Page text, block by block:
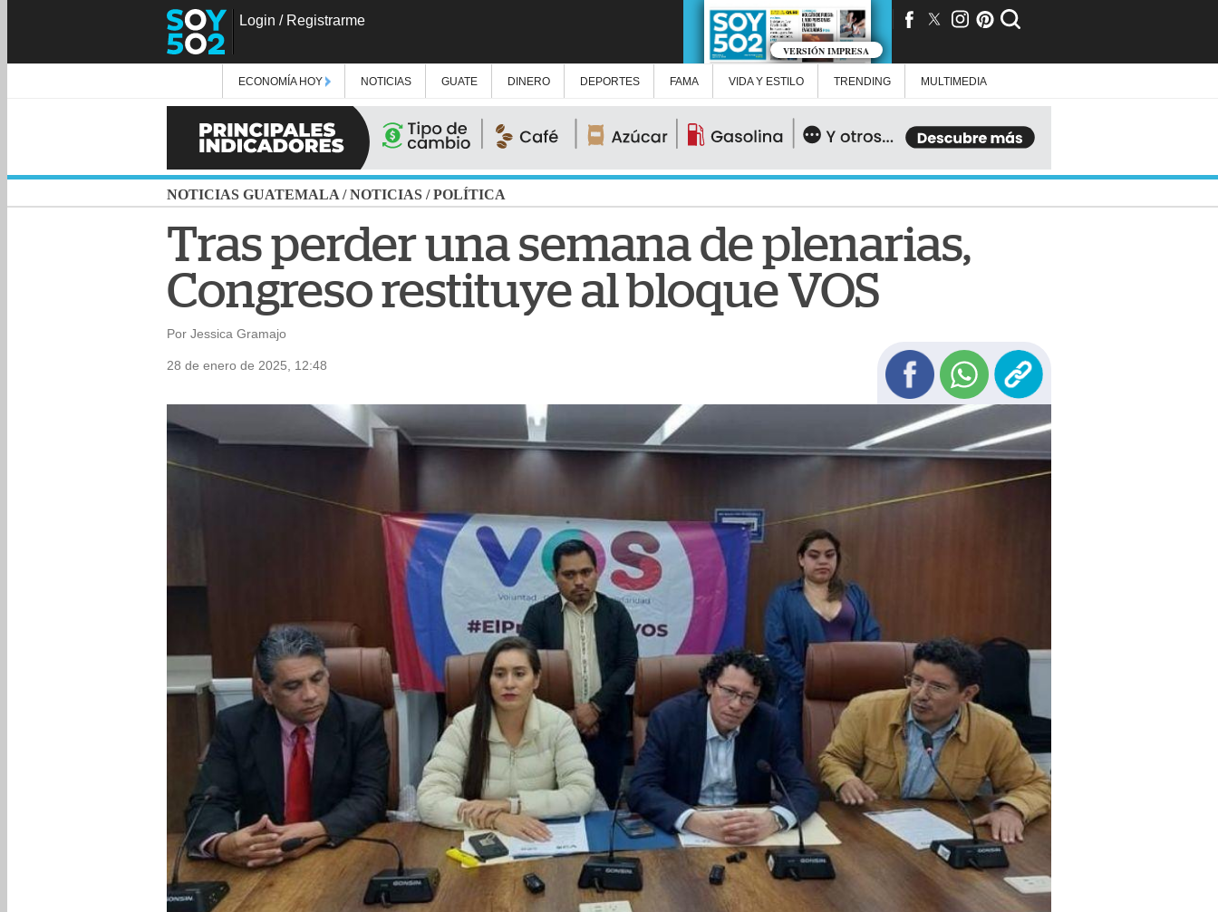
Login / Registrarme
VERSIÓN IMPRESA
ECONOMÍA HOY NOTICIAS GUATE DINERO DEPORTES FAMA VIDA Y ESTILO TRENDING MULTIMEDIA
NOTICIAS GUATEMALA /NOTICIAS /POLÍTICA
Tras perder una semana de plenarias,
Congreso restituye al bloque VOS
Por Jessica Gramajo
28 de enero de 2025, 12:48